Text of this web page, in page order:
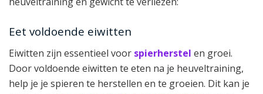
Eet voldoende eiwitten
Eiwitten zijn essentieel voor spierherstel en groei.
Door voldoende eiwitten te eten na je heuveltraining,
help je je spieren te herstellen en te groeien. Dit kan je